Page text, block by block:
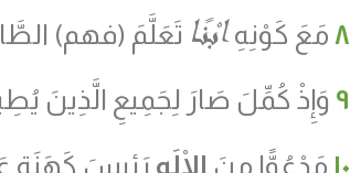
٨ مَعَ كَوْنِهِابْنًا تَعَلَّمَ (فهم)
٩ وَإِذْ كُمِّلَ صَارَ لِجَمِيعِ الَّذِينَ
١٠ مَدْعُوًّا مِنَ الْإِلَهِ رَئِيسَ كَهَنَةٍ